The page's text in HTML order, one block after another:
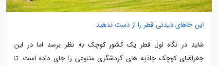
این جاهای دیدنی قطر را از دست ندهید
شاید در نگاه اول قطر یک کشور کوچک به نظر برسد اما در این
جغرافیای کوچک جاذبه های گردشگری متنوعی را جای داده است. تا